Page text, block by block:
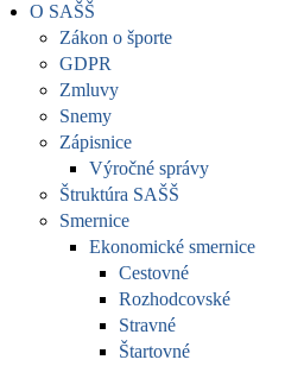
O SAŠŠ
Zákon o športe
GDPR
Zmluvy
Snemy
Zápisnice
Výročné správy
Štruktúra SAŠŠ
Smernice
Ekonomické smernice
Cestovné
Rozhodcovské
Stravné
Štartovné